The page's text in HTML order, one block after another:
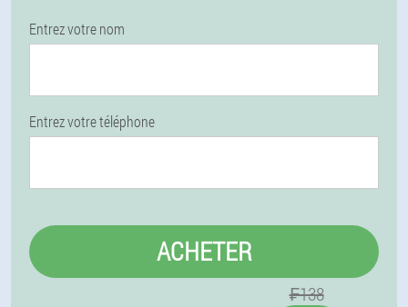
Entrez votre nom
Entrez votre téléphone
ACHETER
₣138